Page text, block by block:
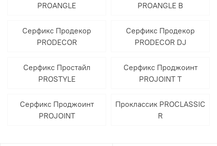
PROANGLE
PROANGLE B
Серфикс Продекор
PRODECOR
Серфикс Продекор
PRODECOR DJ
Серфикс Простайл
PROSTYLE
Серфикс Проджоинт
PROJOINT T
Серфикс Проджоинт
PROJOINT
Проклассик PROCLASSIC
R